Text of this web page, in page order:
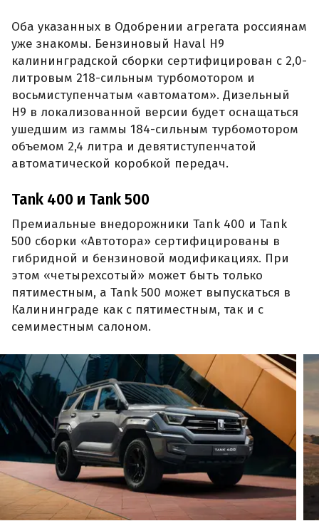
Оба указанных в Одобрении агрегата россиянам
уже знакомы. Бензиновый Haval H9
калининградской сборки сертифицирован с 2,0-
литровым 218-сильным турбомотором и
восьмиступенчатым «автоматом». Дизельный
H9 в локализованной версии будет оснащаться
ушедшим из гаммы 184-сильным турбомотором
объемом 2,4 литра и девятиступенчатой
автоматической коробкой передач.
Tank 400 и Tank 500
Премиальные внедорожники Tank 400 и Tank
500 сборки «Автотора» сертифицированы в
гибридной и бензиновой модификациях. При
этом «четырехсотый» может быть только
пятиместным, а Tank 500 может выпускаться в
Калининграде как с пятиместным, так и с
семиместным салоном.